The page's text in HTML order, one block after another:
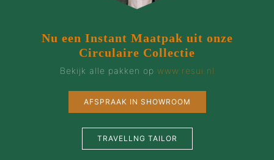
Nu een Instant Maatpak uit onze
Circulaire Collectie
Bekijk alle pakken op www.resui.nl
AFSPRAAK IN SHOWROOM
TRAVELLNG TAILOR